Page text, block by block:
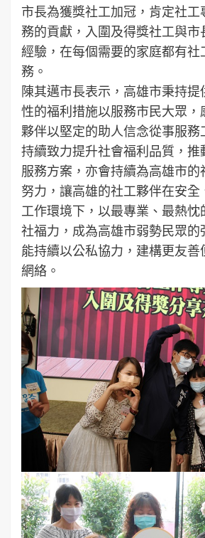
市長為獲獎社工加冠，肯定社工
務的貢獻，入圍及得獎社工與市
經驗，在每個需要的家庭都有社
務。
陳其邁市長表示，高雄市秉持提
性的福利措施以服務市民大眾，
夥伴以堅定的助人信念從事服務
持續致力提升社會福利品質，推
服務方案，亦會持續為高雄市的
努力，讓高雄的社工夥伴在安全
工作環境下，以最專業、最熱忱
社福力，成為高雄市弱勢民眾的
能持續以公私協力，建構更友善
網絡。